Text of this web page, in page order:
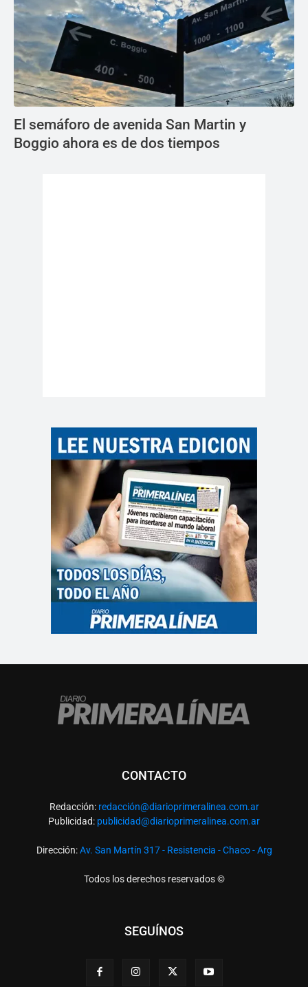
El semáforo de avenida San Martin y
Boggio ahora es de dos tiempos
CONTACTO
Redacción: redacción@diarioprimeralinea.com.ar
Publicidad: publicidad@diarioprimeralinea.com.ar
Dirección:Av. San Martín 317 - Resistencia - Chaco - Arg
Todos los derechos reservados ©
SEGUÍNOS